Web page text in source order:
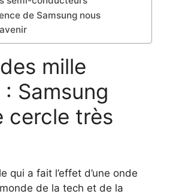
de Samsung nous
mille
Samsung
cercle très
qui a fait l’effet d’une onde
de la tech et de la